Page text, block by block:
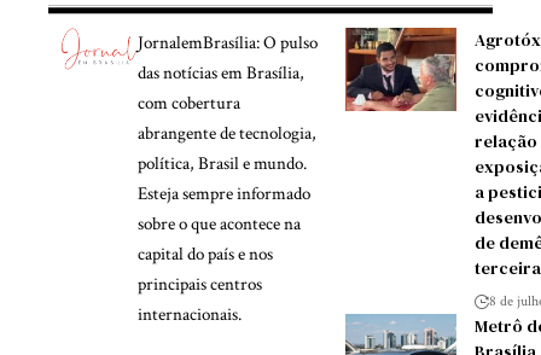
JornalemBrasília: O pulso
das notícias em Brasília,
com cobertura
abrangente de tecnologia,
política, Brasil e mundo.
Esteja sempre informado
sobre o que acontece na
capital do país e nos
principais centros
internacionais.
a
de
8 de
Metrô